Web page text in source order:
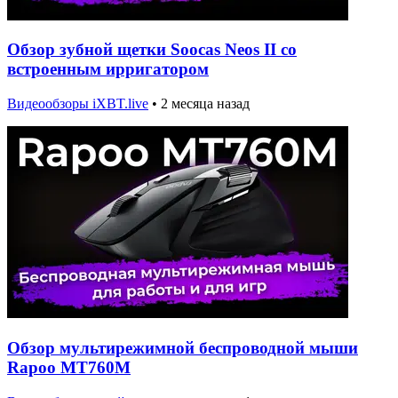
Обзор зубной щетки Soocas Neos II со
встроенным ирригатором
Видеообзоры iXBT.live • 2 месяца назад
Обзор мультирежимной беспроводной мыши
Rapoo MT760M